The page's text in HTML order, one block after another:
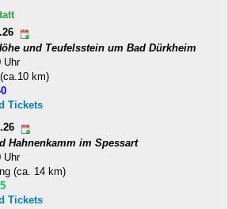
und Teufelsstein um Bad Dürkheim
Uhr
km)
Tickets
Hahnenkamm im Spessart
Uhr
(ca. 14 km)
Tickets